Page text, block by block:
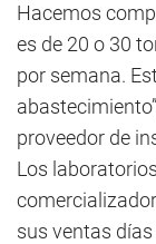
Hacemos
es de 20 o 30
por semana.
proveedor de
Los
sus ventas